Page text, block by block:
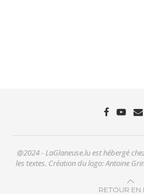
@2024 - LaGlaneuse.lu est hébergé
les textes. Création du logo: Antoine
RETOUR EN